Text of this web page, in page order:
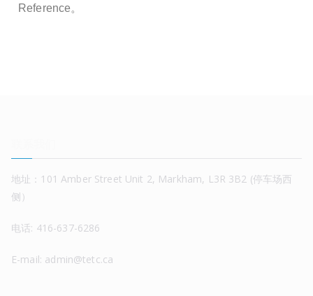
Reference。
地址：101 Amber Street Unit 2, Markham, L3R 3B2 (停车场西
侧）
电话: 416-637-6286
E-mail: admin@tetc.ca